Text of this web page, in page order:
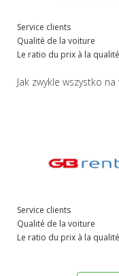
Service clients
Qualité de la voiture
Le ratio du prix à la qualité
Jak zwykle wszystko
Service clients
Qualité de la voiture
Le ratio du prix à la qualité